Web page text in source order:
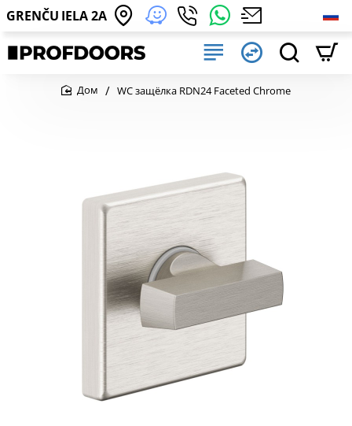
GRENČU IELA 2A
WC защёлка RDN24 Faceted Chrome